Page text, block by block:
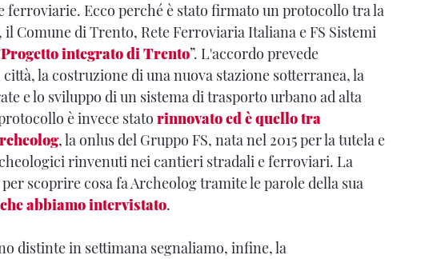
ferroviarie. Ecco perché è stato firmato un protocollo tra la
, il Comune di Trento, Rete Ferroviaria Italiana e FS Sistemi
Progetto integrato di Trento”. L'accordo prevede
la costruzione di una nuova stazione sotterranea, la
e lo sviluppo di un sistema di trasporto urbano ad alta
è invece stato rinnovato ed è quello tra
, la onlus del Gruppo FS, nata nel 2015 per la tutela e
rinvenuti nei cantieri stradali e ferroviari. La
scoprire cosa fa Archeolog tramite le parole della sua
abbiamo intervistato.
distinte in settimana segnaliamo, infine, la